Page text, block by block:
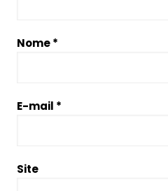
Nome*
E-mail *
Site